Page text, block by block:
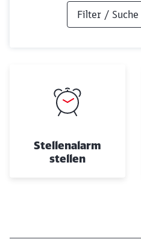
Filter / Suche
Stellenalarm
stellen
Möchten Sie zu